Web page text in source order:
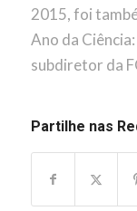
2015, foi
Ano da
subdiretor da
Partilhe nas